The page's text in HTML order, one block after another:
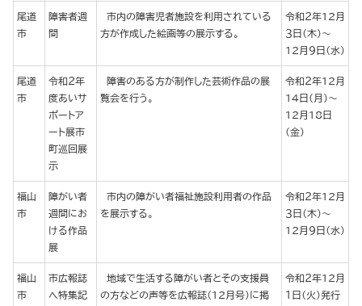
尾道
市
障害者週
間
市内の障害児者施設を利用されている
方が作成した絵画等の展示する。
令和２年12月
３日（木）～
12月９日（水）
尾道
市
令和２年
度あいサ
ポートア
ート展市
町巡回展
示
障害のある方が制作した芸術作品の展
覧会を行う。
令和２年12月
14日(月)～
12月18日
(金)
福山
市
障がい者
週間にお
ける作品
展
市内の障がい者福祉施設利用者の作品
を展示する。
令和２年12月
３日（木）～
12月９日（水）
福山
市
市広報誌
へ特集記
地域で生活する障がい者とその支援員
の方などの声等を広報誌（12月号）に掲
令和２年12月
１日（火）発行